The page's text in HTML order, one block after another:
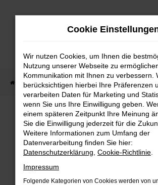
Zum
Startseite Fahrzeug Showroom
Bei Neuwagen Autoland finden
Auswahl an Marken und
Cookie
Wir nutzen Cookies, um Ihnen die
Nutzung unserer Webseite zu
Kommunikation mit Ihnen zu verbessern.
berücksichtigen hierbei Ihre Präferenzen
verarbeiten Daten für Marketing und
wenn Sie uns Ihre Einwilligung geben.
einem späteren Zeitpunkt Ihre Meinung
Sie die Einwilligung jederzeit für die
Weitere Informationen zum Umfang der
Datenverarbeitung finden Sie hier:
Datenschutzerklärung Cookie-Richtlinie
Impressum
Folgende Kategorien von Cookies werden von